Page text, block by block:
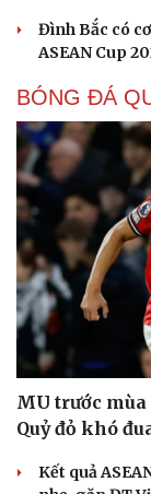
Cải chính
Đình Bắc có
ASEAN Cup
BÓNG ĐÁ
MU trước
Quỷ đỏ khó
Kết quả